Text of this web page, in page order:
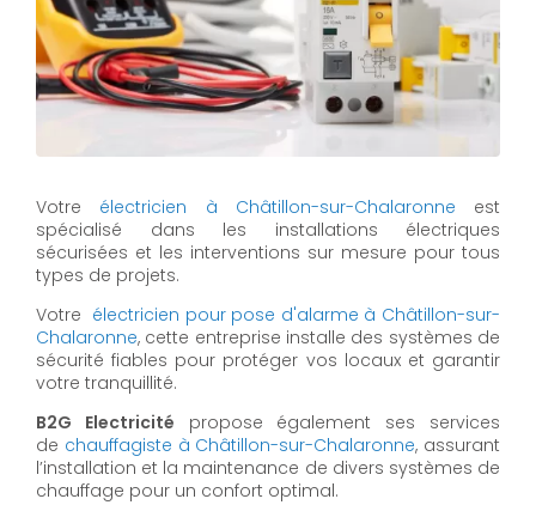
Votre électricien à Châtillon-sur-Chalaronne est
spécialisé dans les installations électriques
sécurisées et les interventions sur mesure pour tous
types de projets.
Votre électricien pour pose d'alarme à Châtillon-sur-
Chalaronne, cette entreprise installe des systèmes de
sécurité fiables pour protéger vos locaux et garantir
votre tranquillité.
B2G Electricité propose également ses services
de chauffagiste à Châtillon-sur-Chalaronne, assurant
l’installation et la maintenance de divers systèmes de
chauffage pour un confort optimal.